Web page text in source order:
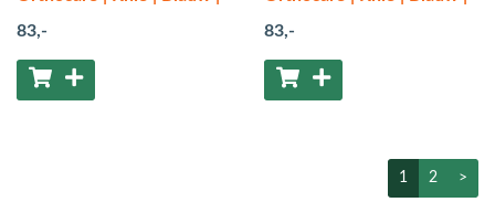
83,-
83,-
1 2 >